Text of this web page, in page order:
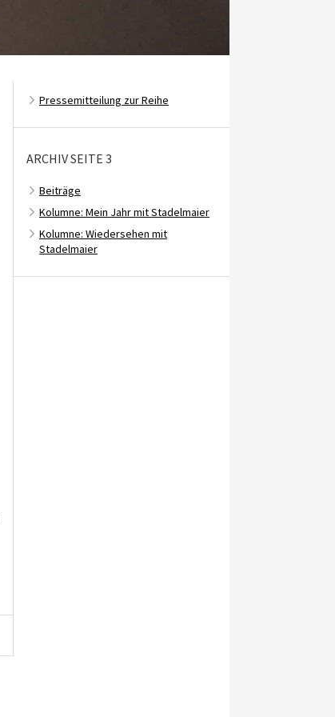
Pressemitteilung zur Reihe
ARCHIV SEITE 3
Beiträge
Kolumne: Mein Jahr mit Stadelmaier
Kolumne: Wiedersehen mit
Stadelmaier